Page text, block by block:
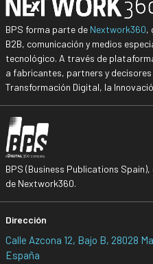
BPS forma parte de Nextwork360,
B2B, comunicación y medios
tecnológico. A través de
a fabricantes, partners y
Transformación Digital, la
BPS (Business Publications
de Nextwork360.
Dirección
Calle Azcona 12, Bajo B, 28028
España